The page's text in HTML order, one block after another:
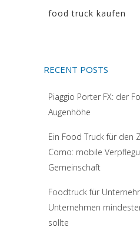
food truck kaufen
RECENT POSTS
Piaggio Porter FX: der
Augenhöhe
Ein Food Truck für den
Como: mobile
Gemeinschaft
Foodtruck für
Unternehmen
sollte